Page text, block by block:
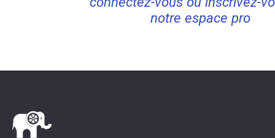
notre espace pro